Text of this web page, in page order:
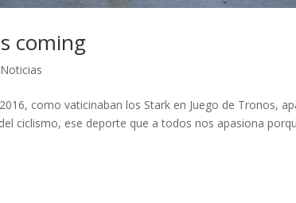
coming
Noticias
como vaticinaban los Stark en Juego de Tronos,
ciclismo, ese deporte que a todos nos apasiona